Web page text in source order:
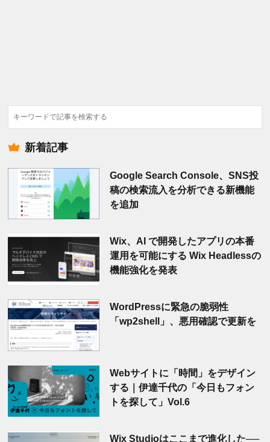
検
索
新着記事
Google Search Console、SNS投
稿の検索流入を分析できる新機能
を追加
Wix、AI で開発したアプリの本番
運用を可能にする Wix Headlessの
機能強化を発表
WordPressに緊急の脆弱性
「wp2shell」、悪用確認で更新を
Webサイトに「時間」をデザイン
する｜伊達千代の「今日もフォン
トを探して」Vol.6
Wix Studioはここまで進化した──